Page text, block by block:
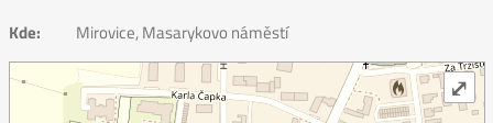
Kde: Mirovice, Masarykovo náměstí
⤢